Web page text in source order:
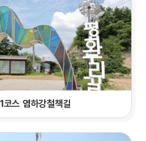
코스 염하강철책길